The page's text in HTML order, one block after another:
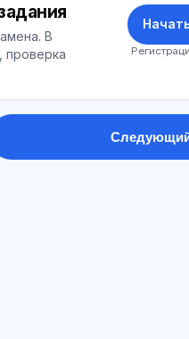
В
проверка
Следующий